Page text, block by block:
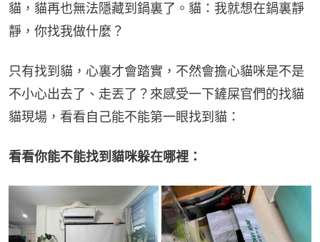
貓，貓再也無法隱藏到鍋裏了。貓：我就想在鍋裏靜
靜，你找我做什麼？
只有找到貓，心裏才會踏實，不然會擔心貓咪是不是
不小心出去了、走丟了？來感受一下鏟屎官們的找貓
貓現場，看看自己能不能第一眼找到貓：
看看你能不能找到貓咪躲在哪裡：